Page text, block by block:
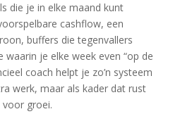
die je in elke maand kunt
cashflow, een
buffers die tegenvallers
waarin je elke week even “op de
coach helpt je zo’n systeem
werk, maar als kader dat rust
groei.